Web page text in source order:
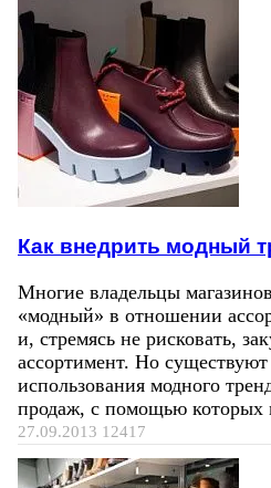
Как внедрить модный
Многие владельцы
«модный» в отношении
и, стремясь не рисковать,
ассортимент. Но
использования модного
продаж, с помощью
27.09.2013 12417